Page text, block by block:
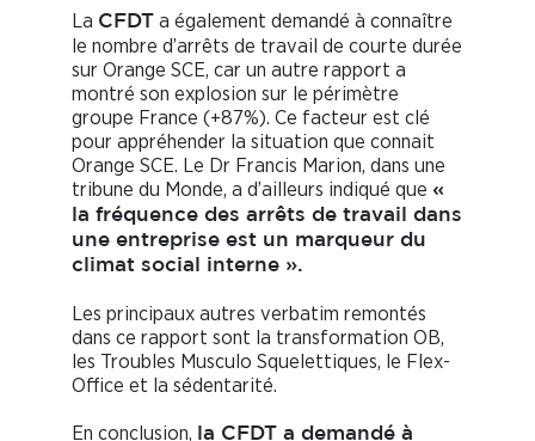
La CFDT
a également demandé à connaître
le nombre d’arrêts de travail de courte durée
sur Orange SCE, car un autre rapport a
montré son explosion sur le périmètre
groupe France (+87%). Ce facteur est clé
pour appréhender la situation que connait
Orange SCE. Le Dr Francis Marion, dans une
tribune du Monde, a d’ailleurs indiqué que «
la fréquence des arrêts de travail dans
une entreprise est un marqueur du
climat social interne ».
Les principaux autres verbatim remontés
dans ce rapport sont la transformation OB,
les Troubles Musculo Squelettiques, le Flex-
Office et la sédentarité.
En conclusion, la CFDT a demandé à